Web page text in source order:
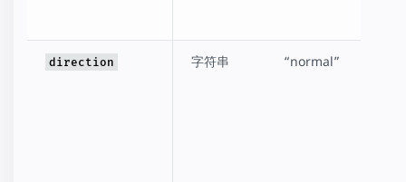
direction 字符串 “normal”